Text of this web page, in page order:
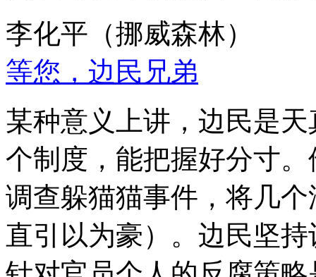
李化平（挪威森林）
等您，边民兄弟
某种意义上讲，边民是
个制度，能把握好分寸
调查躲猫猫事件，将几
直引以为豪）。边民坚